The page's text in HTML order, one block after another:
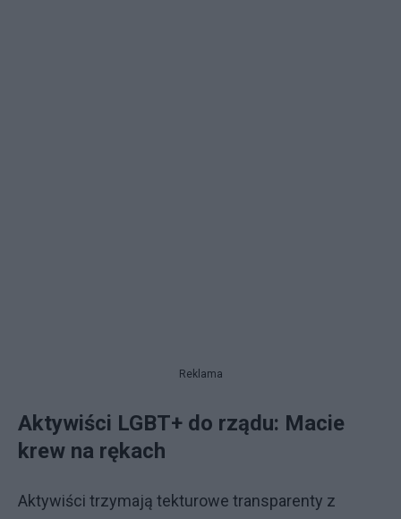
Reklama
Aktywiści LGBT+ do rządu: Macie
krew na rękach
Aktywiści trzymają tekturowe transparenty z